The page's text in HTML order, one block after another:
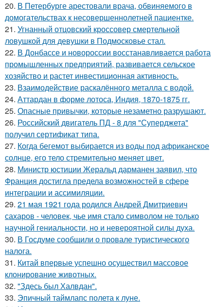
20. В Петербурге арестовали врача, обвиняемого в
домогательствах к несовершеннолетней пациентке.
21. Угнанный отцовский кроссовер смертельной
ловушкой для девушки в Подмосковье стал.
22. В Донбассе и новороссии восстанавливается работа
промышленных предприятий, развивается сельское
хозяйство и растет инвестиционная активность.
23. Взаимодействие раскалённого металла с водой.
24. Аттардан в форме лотоса, Индия, 1870-1875 гг.
25. Опасные привычки, которые незаметно разрушают.
26. Российский двигатель ПД - 8 для "Суперджета"
получил сертификат типа.
27. Когда бегемот выбирается из воды под африканское
солнце, его тело стремительно меняет цвет.
28. Министр юстиции Жеральд дарманен заявил, что
Франция достигла предела возможностей в сфере
интеграции и ассимиляции.
29. 21 мая 1921 года родился Андрей Дмитриевич
сахаров - человек, чье имя стало символом не только
научной гениальности, но и невероятной силы духа.
30. В Госдуме сообщили о провале туристического
налога.
31. Китай впервые успешно осуществил массовое
клонирование животных.
32. "Здесь был Халвдан".
33. Эпичный таймлапс полета к луне.